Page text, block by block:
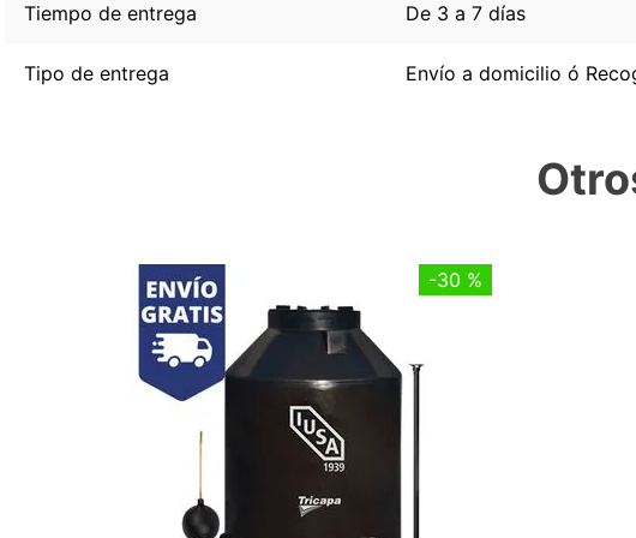
Tiempo de entrega De 3 a 7 días
Tipo de entrega Envío a domicilio ó
-30 %